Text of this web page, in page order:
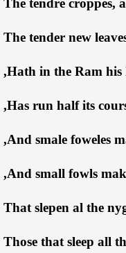
The tendre croppes,
Hath in the Ram his
And smale foweles
That slepen al the